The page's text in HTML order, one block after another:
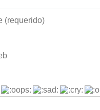
(requerido)